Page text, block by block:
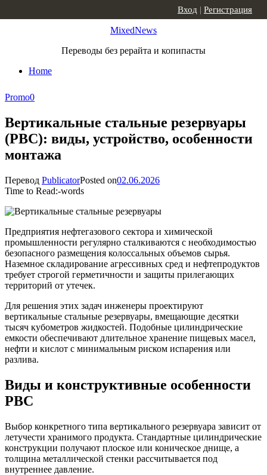
MixedNews
Переводы без рерайта и копипасты
Home
Вход | Регистрация
Promo0
Вертикальные стальные резервуары
(РВС): виды, устройство, особенности
монтажа
Перевод PublicatorPosted on02.06.2026
Time to Read:-words
Предприятия нефтегазового сектора и химической
промышленности регулярно сталкиваются с необходимостью
безопасного размещения колоссальных объемов сырья.
Наземное складирование агрессивных сред и нефтепродуктов
требует строгой герметичности и защиты прилегающих
территорий от утечек.
Для решения этих задач инженеры проектируют
вертикальные стальные резервуары, вмещающие десятки
тысяч кубометров жидкостей. Подобные цилиндрические
емкости обеспечивают длительное хранение пищевых масел,
нефти и кислот с минимальным риском испарения или
разлива.
Виды и конструктивные особенности
РВС
Выбор конкретного типа вертикального резервуара зависит от
летучести хранимого продукта. Стандартные цилиндрические
конструкции получают плоское или коническое днище, а
толщина металлической стенки рассчитывается под
внутреннее давление.